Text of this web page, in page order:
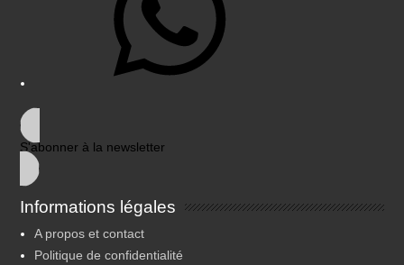
S'abonner à la newsletter
Informations légales
A propos et contact
Politique de confidentialité